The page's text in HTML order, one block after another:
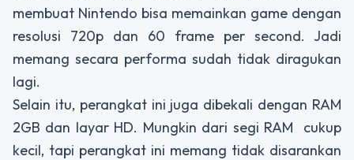
membuat Nintendo bisa memainkan game dengan
resolusi 720p dan 60 frame per second. Jadi
memang secara performa sudah tidak diragukan
lagi.
Selain itu, perangkat ini juga dibekali dengan RAM
2GB dan layar HD. Mungkin dari segi RAM cukup
kecil, tapi perangkat ini memang tidak disarankan